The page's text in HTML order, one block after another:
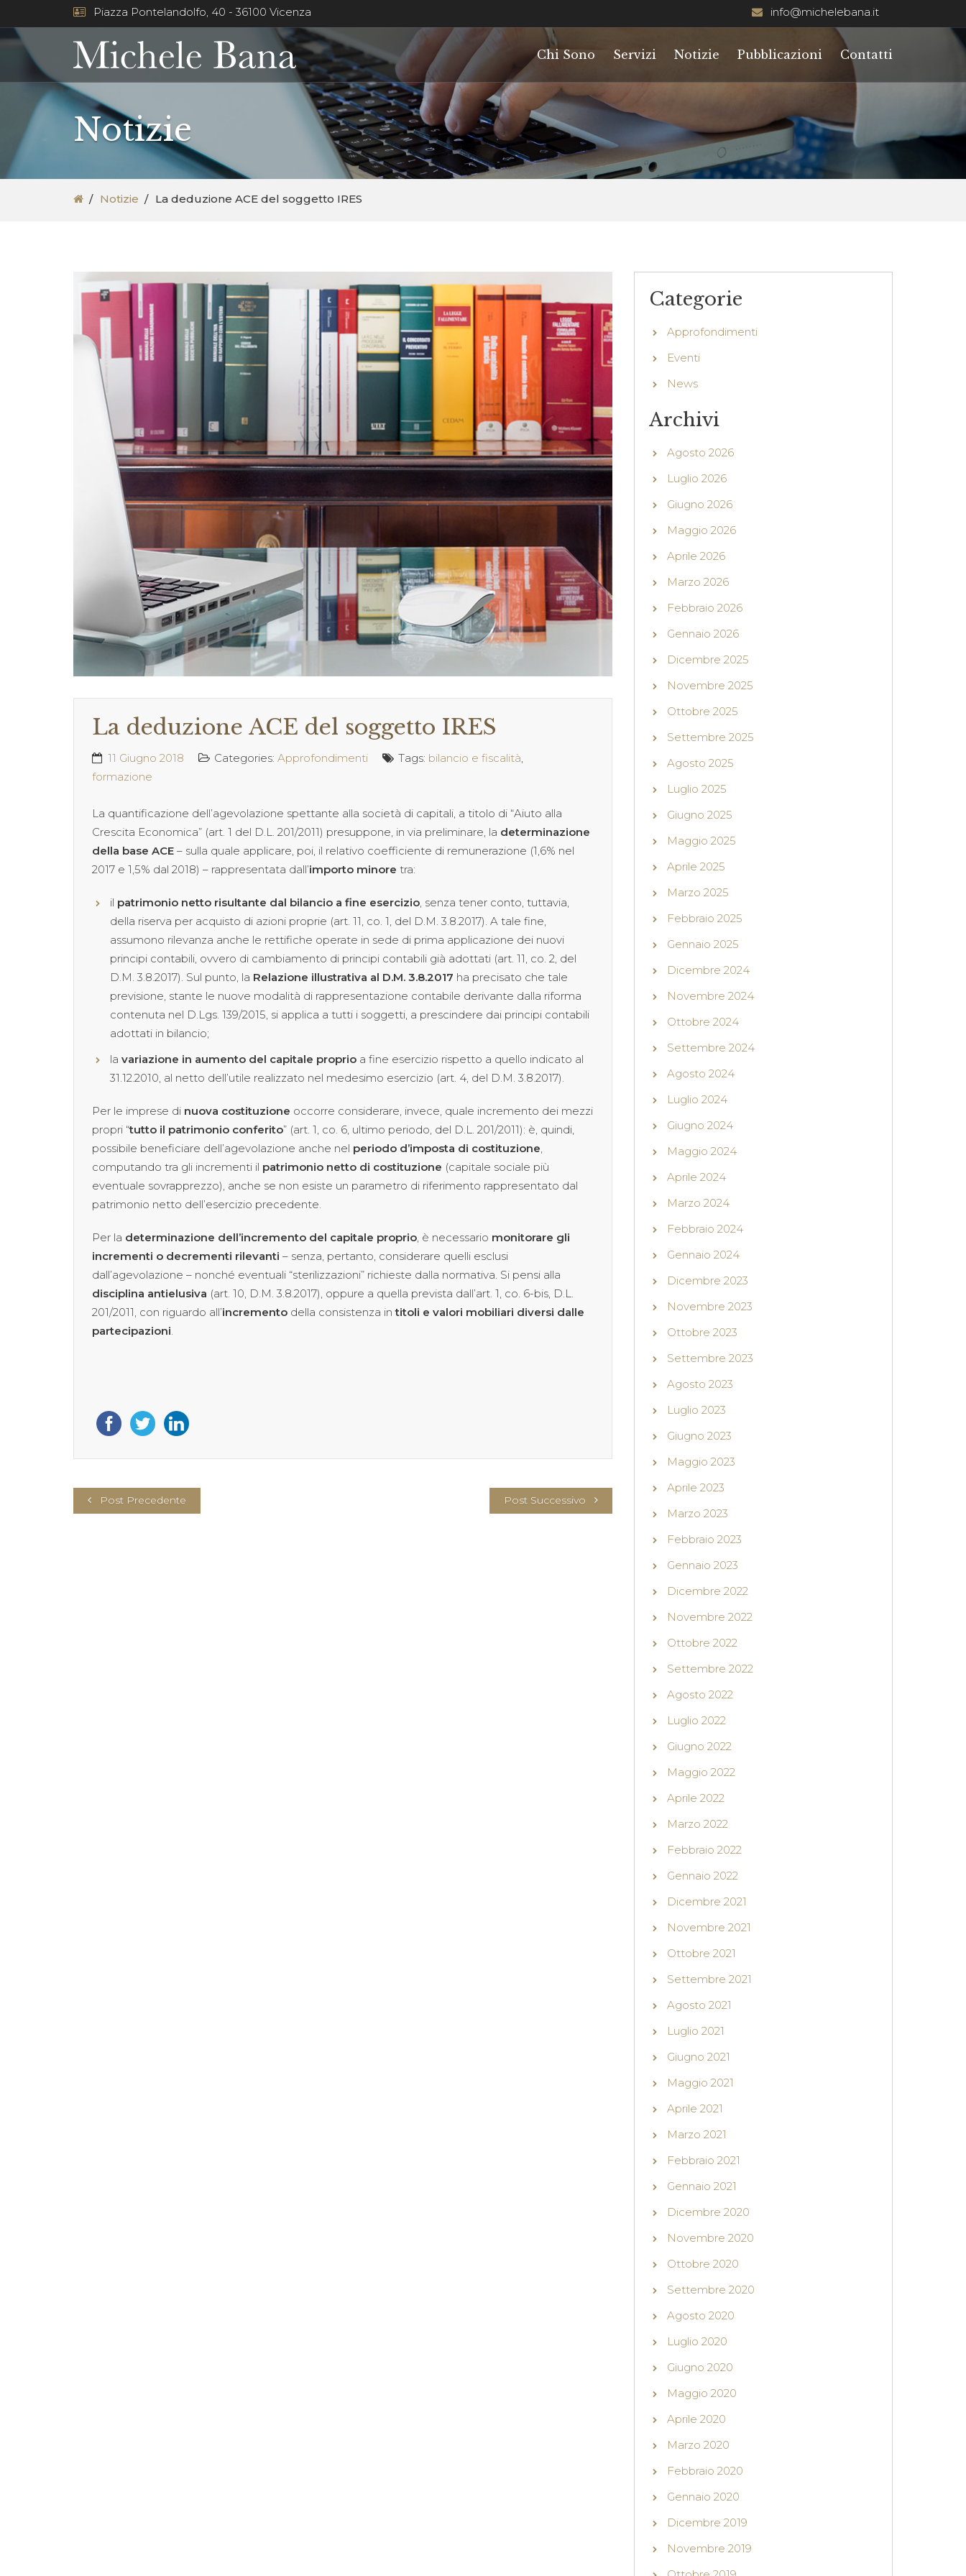
Piazza Pontelandolfo, 40 - 36100 Vicenza info@michelebana.it
Chi Sono Servizi Notizie Pubblicazioni Contatti
Notizie
Notizie La deduzione ACE del soggetto IRES
La deduzione ACE del soggetto IRES
11 Giugno 2018 Categories: Approfondimenti Tags: bilancio e fiscalità
formazione
La quantificazione dell’agevolazione spettante alla società di capitali, a titolo di “Aiuto alla
Crescita Economica” (art. 1 del D.L. 201/2011) presuppone, in via preliminare, la determinazione
della base ACE – sulla quale applicare, poi, il relativo coefficiente di remunerazione (1,6% nel
2017 e 1,5% dal 2018) – rappresentata dall’importo minore tra:
il patrimonio netto risultante dal bilancio a fine esercizio , senza tener conto, tuttavia,
della riserva per acquisto di azioni proprie (art. 11, co. 1, del D.M. 3.8.2017). A tale fine,
assumono rilevanza anche le rettifiche operate in sede di prima applicazione dei nuovi
principi contabili, ovvero di cambiamento di principi contabili già adottati (art. 11, co. 2, del
D.M. 3.8.2017). Sul punto, la Relazione illustrativa al D.M. 3.8.2017 ha precisato che tale
previsione, stante le nuove modalità di rappresentazione contabile derivante dalla riforma
contenuta nel D.Lgs. 139/2015, si applica a tutti i soggetti, a prescindere dai principi contabili
adottati in bilancio;
la variazione in aumento del capitale proprio a fine esercizio rispetto a quello indicato al
31.12.2010, al netto dell’utile realizzato nel medesimo esercizio (art. 4, del D.M. 3.8.2017).
Per le imprese di nuova costituzione occorre considerare, invece, quale incremento dei mezzi
propri “tutto il patrimonio conferito” (art. 1, co. 6, ultimo periodo, del D.L. 201/2011): è, quindi,
possibile beneficiare dell’agevolazione anche nel periodo d’imposta di costituzione
computando tra gli incrementi il patrimonio netto di costituzione (capitale sociale più
eventuale sovrapprezzo), anche se non esiste un parametro di riferimento rappresentato dal
patrimonio netto dell’esercizio precedente.
Per la determinazione dell’incremento del capitale proprio , è necessario monitorare gli
incrementi o decrementi rilevanti – senza, pertanto, considerare quelli esclusi
dall’agevolazione – nonché eventuali “sterilizzazioni” richieste dalla normativa. Si pensi alla
disciplina antielusiva (art. 10, D.M. 3.8.2017), oppure a quella prevista dall’art. 1, co. 6-bis, D.L.
201/2011, con riguardo all’incremento della consistenza intitoli e valori mobiliari diversi dalle
partecipazioni
Post Precedente Post Successivo
Categorie
Approfondimenti
Eventi
News
Archivi
Agosto 2026
Luglio 2026
Giugno 2026
Maggio 2026
Aprile 2026
Marzo 2026
Febbraio 2026
Gennaio 2026
Dicembre 2025
Novembre 2025
Ottobre 2025
Settembre 2025
Agosto 2025
Luglio 2025
Giugno 2025
Maggio 2025
Aprile 2025
Marzo 2025
Febbraio 2025
Gennaio 2025
Dicembre 2024
Novembre 2024
Ottobre 2024
Settembre 2024
Agosto 2024
Luglio 2024
Giugno 2024
Maggio 2024
Aprile 2024
Marzo 2024
Febbraio 2024
Gennaio 2024
Dicembre 2023
Novembre 2023
Ottobre 2023
Settembre 2023
Agosto 2023
Luglio 2023
Giugno 2023
Maggio 2023
Aprile 2023
Marzo 2023
Febbraio 2023
Gennaio 2023
Dicembre 2022
Novembre 2022
Ottobre 2022
Settembre 2022
Agosto 2022
Luglio 2022
Giugno 2022
Maggio 2022
Aprile 2022
Marzo 2022
Febbraio 2022
Gennaio 2022
Dicembre 2021
Novembre 2021
Ottobre 2021
Settembre 2021
Agosto 2021
Luglio 2021
Giugno 2021
Maggio 2021
Aprile 2021
Marzo 2021
Febbraio 2021
Gennaio 2021
Dicembre 2020
Novembre 2020
Ottobre 2020
Settembre 2020
Agosto 2020
Luglio 2020
Giugno 2020
Maggio 2020
Aprile 2020
Marzo 2020
Febbraio 2020
Gennaio 2020
Dicembre 2019
Novembre 2019